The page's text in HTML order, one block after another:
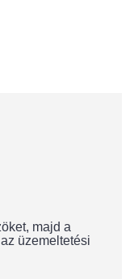
majd a
üzemeltetési